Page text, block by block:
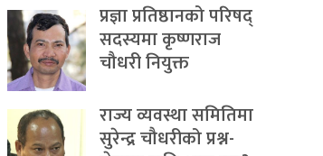
प्रज्ञा प्रतिष्ठानको परिषद्
सदस्यमा कृष्णराज
चौधरी नियुक्त
राज्य व्यवस्था समितिमा
सुरेन्द्र चौधरीको प्रश्न-